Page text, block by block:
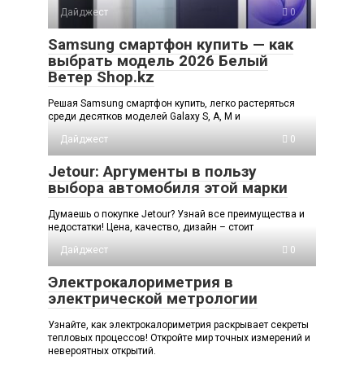
Дайджест 0
Samsung смартфон купить — как
выбрать модель 2026 Белый
Ветер Shop.kz
Решая Samsung смартфон купить, легко растеряться
среди десятков моделей Galaxy S, A, M и
Дайджест
0
Jetour: Аргументы в пользу
выбора автомобиля этой марки
Думаешь о покупке Jetour? Узнай все преимущества и
недостатки! Цена, качество, дизайн – стоит
Дайджест
0
Электрокалориметрия в
электрической метрологии
Узнайте, как электрокалориметрия раскрывает секреты
тепловых процессов! Откройте мир точных измерений и
невероятных открытий.